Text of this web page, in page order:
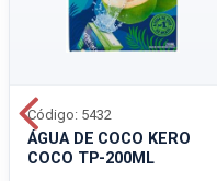
ÁGUA DE COCO KERO
COCO TP-200ML
Código: 5432